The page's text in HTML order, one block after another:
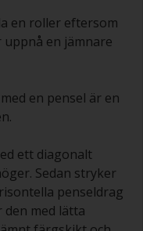
igen kan du
grövre
en roller eftersom
en jämnare
en pensel är en
ett diagonalt
Sedan stryker
penseldrag
med lätta